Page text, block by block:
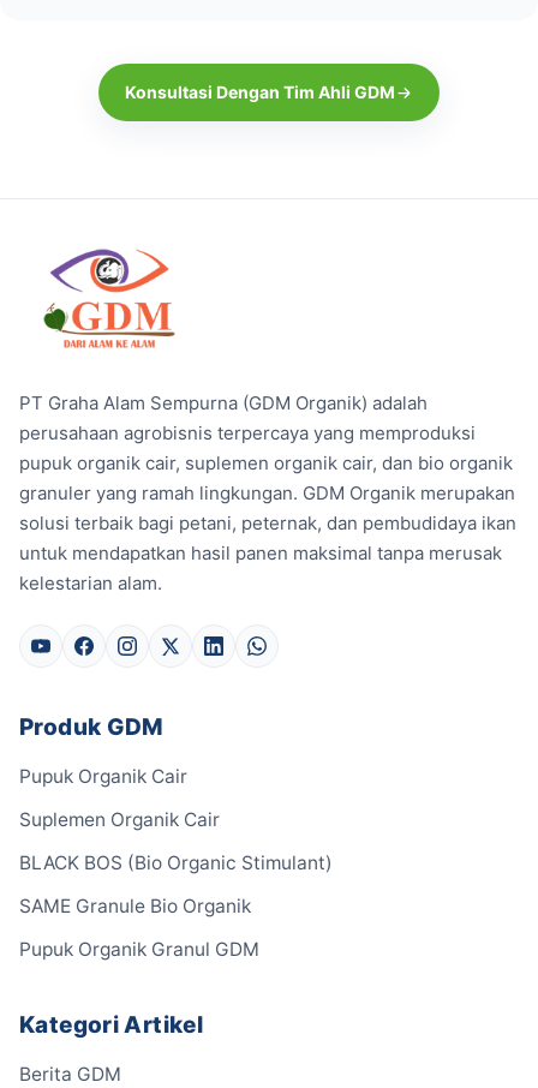
Konsultasi Dengan Tim Ahli GDM
PT Graha Alam Sempurna (GDM Organik) adalah
perusahaan agrobisnis terpercaya yang memproduksi
pupuk organik cair, suplemen organik cair, dan bio organik
granuler yang ramah lingkungan. GDM Organik merupakan
solusi terbaik bagi petani, peternak, dan pembudidaya ikan
untuk mendapatkan hasil panen maksimal tanpa merusak
kelestarian alam.
Produk GDM
Pupuk Organik Cair
Suplemen Organik Cair
BLACK BOS (Bio Organic Stimulant)
SAME Granule Bio Organik
Pupuk Organik Granul GDM
Kategori Artikel
Berita GDM